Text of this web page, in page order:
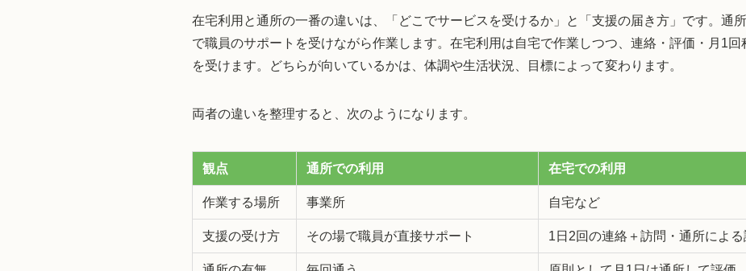
在宅利用と通所の一番の違いは、「どこでサービスを受けるか」と「支援の届き方」です。通
で職員のサポートを受けながら作業します。在宅利用は自宅で作業しつつ、連絡・評価・月1
を受けます。どちらが向いているかは、体調や生活状況、目標によって変わります。
両者の違いを整理すると、次のようになります。
観点 通所での利用 在宅での利用
作業する場所 事業所 自宅など
支援の受け方 その場で職員が直接サポート 1日2回の連絡＋訪問・通所による